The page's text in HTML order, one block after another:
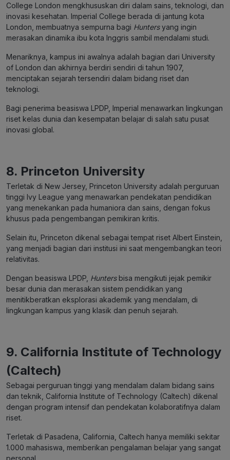
College London mengkhususkan diri dalam sains, teknologi, dan
inovasi kesehatan. Imperial College berada di jantung kota
London, membuatnya sempurna bagi Huntersyang ingin
merasakan dinamika ibu kota Inggris sambil mendalami studi.
Menariknya, kampus ini awalnya adalah bagian dari University
of London dan akhirnya berdiri sendiri di tahun 1907,
menciptakan sejarah tersendiri dalam bidang riset dan
teknologi.
Bagi penerima beasiswa LPDP, Imperial menawarkan lingkungan
riset kelas dunia dan kesempatan belajar di salah satu pusat
inovasi global.
8. Princeton University
Terletak di New Jersey, Princeton University adalah perguruan
tinggi Ivy League yang menawarkan pendekatan pendidikan
yang menekankan pada humaniora dan sains, dengan fokus
khusus pada pengembangan pemikiran kritis.
Selain itu, Princeton dikenal sebagai tempat riset Albert Einstein,
yang menjadi bagian dari institusi ini saat mengembangkan teori
relativitas.
Dengan beasiswa LPDP, Huntersbisa mengikuti jejak pemikir
besar dunia dan merasakan sistem pendidikan yang
menitikberatkan eksplorasi akademik yang mendalam, di
lingkungan kampus yang klasik dan penuh sejarah.
9. California Institute of Technology
(Caltech)
Sebagai perguruan tinggi yang mendalam dalam bidang sains
dan teknik, California Institute of Technology (Caltech) dikenal
dengan program intensif dan pendekatan kolaboratifnya dalam
riset.
Terletak di Pasadena, California, Caltech hanya memiliki sekitar
1.000 mahasiswa, memberikan pengalaman belajar yang sangat
personal.